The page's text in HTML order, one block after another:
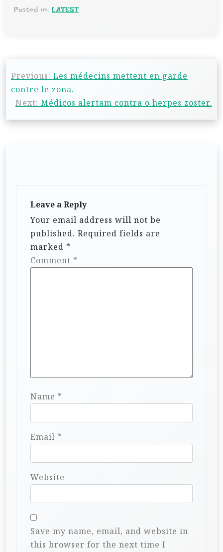
Posted in: LATEST
Previous: Les médecins mettent en garde
contre le zona.
Next: Médicos alertam contra o herpes zoster.
Leave a Reply
Your email address will not be
published. Required fields are
marked *
Comment *
Name *
Email *
Website
Save my name, email, and website in
this browser for the next time I